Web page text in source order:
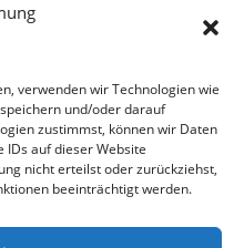
verwenden wir Technologien wie
und/oder darauf
zustimmst, können wir Daten
auf dieser Website
nicht erteilst oder zurückziehst,
beeinträchtigt werden.
„Erst nach einem Anschlag wäre